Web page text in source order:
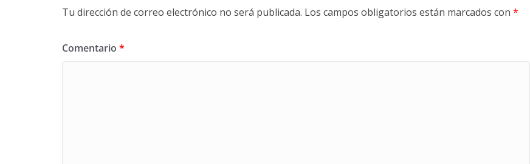
Tu dirección de correo electrónico no será publicada. Los campos obligatorios están marcados con *
Comentario *